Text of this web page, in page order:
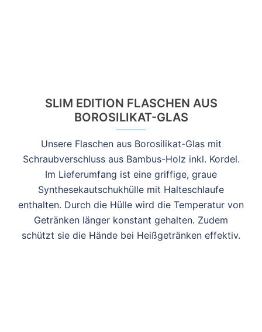
SLIM EDITION FLASCHEN AUS
BOROSILIKAT-GLAS
Unsere Flaschen aus Borosilikat-Glas mit
Schraubverschluss aus Bambus-Holz inkl. Kordel.
Im Lieferumfang ist eine griffige, graue
Synthesekautschukhülle mit Halteschlaufe
enthalten. Durch die Hülle wird die Temperatur von
Getränken länger konstant gehalten. Zudem
schützt sie die Hände bei Heißgetränken effektiv.